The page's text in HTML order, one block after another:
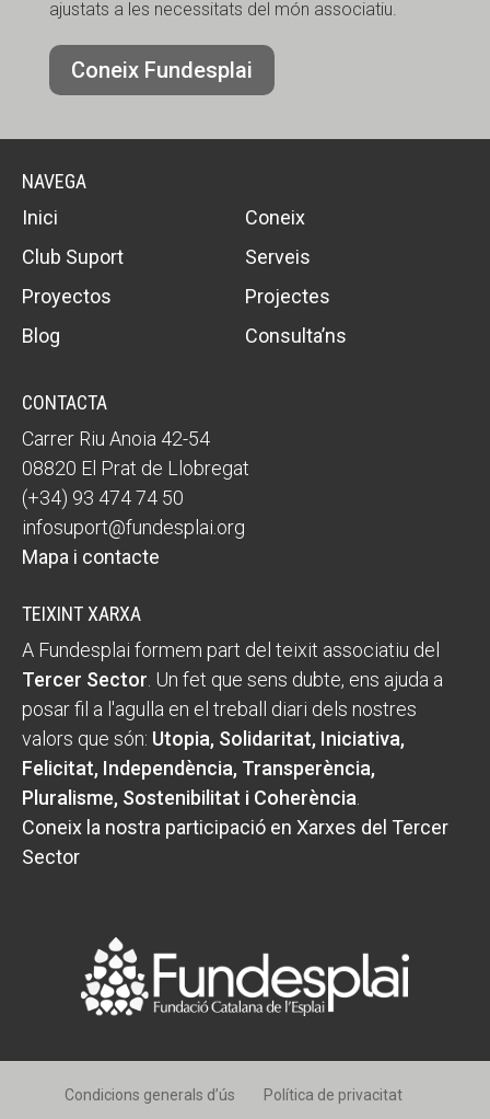
ajustats a les necessitats del món associatiu.
Coneix Fundesplai
NAVEGA
Inici
Coneix
Club Suport
Serveis
Proyectos
Projectes
Blog
Consulta’ns
CONTACTA
Carrer Riu Anoia 42-54
08820 El Prat de Llobregat
(+34) 93 474 74 50
infosuport@fundesplai.org
Mapa i contacte
TEIXINT XARXA
A Fundesplai formem part del teixit associatiu del
Tercer Sector . Un fet que sens dubte, ens ajuda a
posar fil a l'agulla en el treball diari dels nostres
valors que són: Utopia, Solidaritat, Iniciativa,
Felicitat, Independència, Transperència,
Pluralisme, Sostenibilitat i Coherència
Coneix la nostra participació en Xarxes del Tercer
Sector
Condicions generals d’ús Política de privacitat